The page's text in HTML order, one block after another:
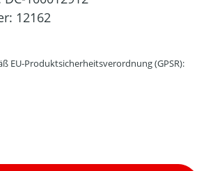
12162
EU-Produktsicherheitsverordnung (GPSR):